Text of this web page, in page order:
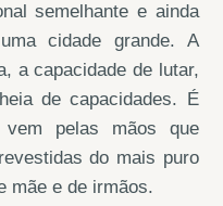
semelhante e ainda
cidade grande. A
a capacidade de lutar,
de capacidades. É
pelas mãos que
do mais puro
mãe e de irmãos.